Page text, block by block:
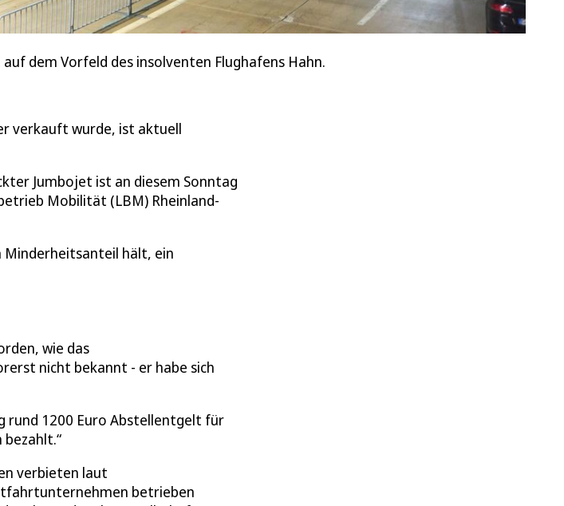
dem Vorfeld des insolventen Flughafens Hahn.
verkauft wurde, ist aktuell
Jumbojet ist an diesem Sonntag
Mobilität (LBM) Rheinland-
Minderheitsanteil hält, ein
wie das
nicht bekannt - er habe sich
rund 1200 Euro Abstellentgelt für
bezahlt.“
verbieten laut
betrieben